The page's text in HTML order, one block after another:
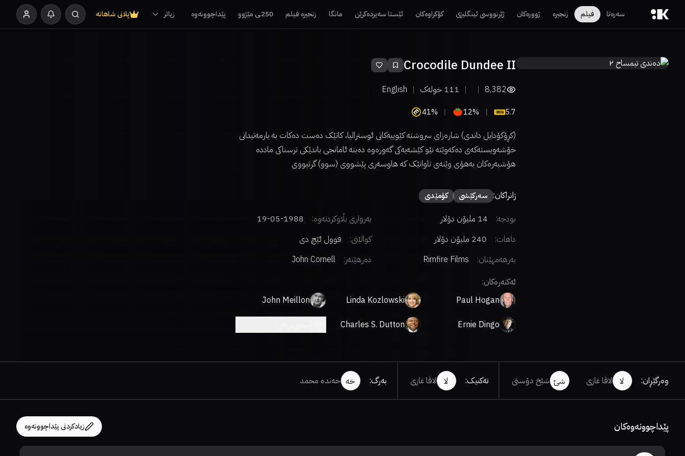
سەرەتا فیلم زنجیرە ژوورەکان ژێرنووسی ئینگلیزی کۆکراوەکان ئێستا سەیردەکرێن مانگا زنجیرە فیلم 250ـی مێژوو پێداچوونەوە زیاتر پلانی شاهانە
Crocodile Dundee II
8,382
111 خولەک English
5.7
12%
41%
(کڕۆکۆدایل داندی) شارەزای سروشتە کێوییەکانی ئوسترالیا، کاتێک دەست دەکات بە یارمەتیدانی
خۆشەویستەکەی دەکەوێتە نێو کێشەیەکی گەورەوە دەبنە ئامانجی باندێکی ترسناکی ماددە
هۆشبەرەکان بەهۆی وێنەی تاوانێک کە هاوسەری پێشووی (سوو) گرتبووی
ژانراکان: سەركێشی كۆمێدی
بودجە: 14 ملیۆن دۆلار بەرواری بڵاوکردنەوە:
1988-05-19
داهات:
240 ملیۆن دۆلار کوالێتی:
فوول ئێچ دی
بەرهەمهێنان:
Rimfire Films دەرهێنەر:
John Cornell
ئەکتەرەکان:
Paul Hogan
Linda Kozlowski
John Meillon
Ernie Dingo
Charles S. Dutton
وەرگێڕان: لا لاڤا غازی شێ شێخ دۆستی تەکنیک: لا لاڤا غازی بەرگ: خە خەندە محمد
پێداچوونەوەکان زیادکردنی پێداچوونەوە